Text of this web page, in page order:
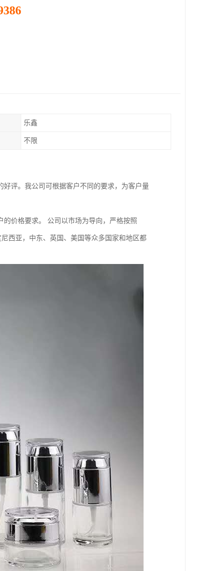
乐鑫
不限
评。我公司可根据客户不同的要求，为客户量
价格要求。 公司以市场为导向，严格按照
西亚，中东、英国、美国等众多国家和地区都